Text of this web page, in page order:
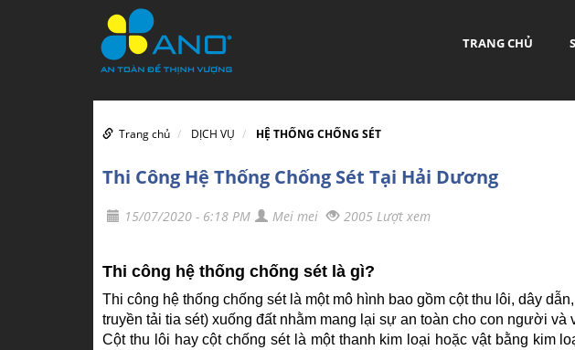
TRANG CHỦ
Trang chủ DỊCH VỤ HỆ THỐNG CHỐNG SÉT
Thi Công Hệ Thống Chống Sét Tại Hải Dương
15/07/2020 - 6:18 PM Mei mei 2005 Lượt xem
Thi công hệ thống chống sét là gì?
Thi công hệ thống chống sét là một mô hình bao gồm cột thu lôi, dây
truyền tải tia sét) xuống đất nhằm mang lại sự an toàn cho con người và
Cột thu lôi hay cột chống sét là một thanh kim loại hoặc vật bằng kim